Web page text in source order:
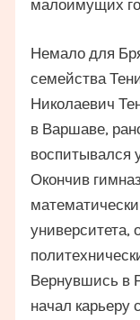
малоимущих
Немало для
семейства
Николаевич
в Варшаве,
воспитывался
Окончив
университета,
Вернувшись в
начал карьеру